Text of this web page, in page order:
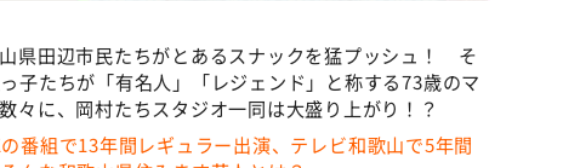
県田辺市民たちがとあるスナックを猛プッシュ！ そ
子たちが「有名人」「レジェンド」と称する73歳のマ
々に、岡村たちスタジオ一同は大盛り上がり！？
番組で13年間レギュラー出演、テレビ和歌山で5年間